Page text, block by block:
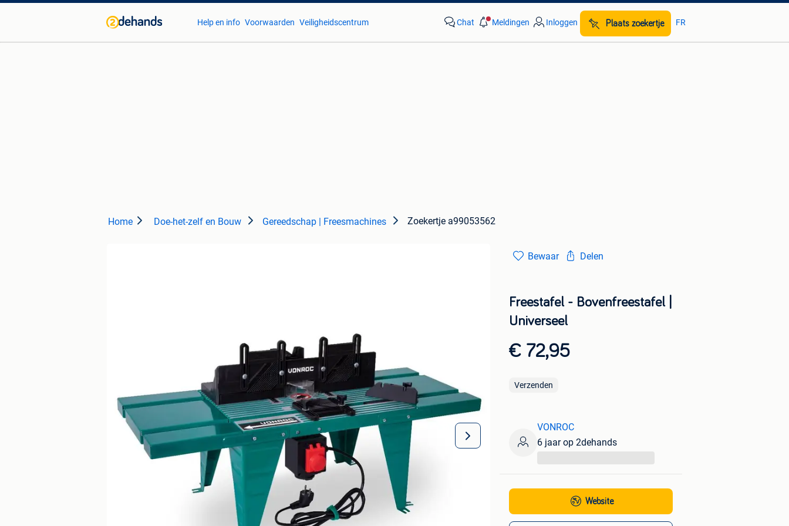
Help en info Voorwaarden Veiligheidscentrum Chat Meldingen Inloggen Plaats zoekertje FR
Home Doe-het-zelf en Bouw Gereedschap | Freesmachines Zoekertje a99053562
Bewaar Delen
Freestafel - Bovenfreestafel |
Universeel
€ 72,95
Verzenden
VONROC
6 jaar op 2dehands
Website